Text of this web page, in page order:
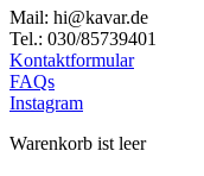
Mail: hi@kavar.de
Tel.: 030/85739401
Kontaktformular
FAQs
Instagram
Warenkorb ist leer